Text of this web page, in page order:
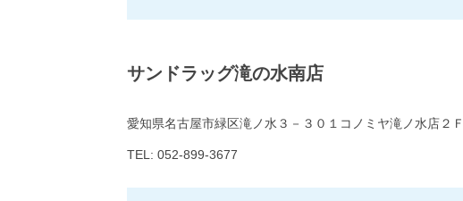
サンドラッグ滝の水南店
愛知県名古屋市緑区滝ノ水３－３０１コノミヤ滝ノ水店２
TEL: 052-899-3677